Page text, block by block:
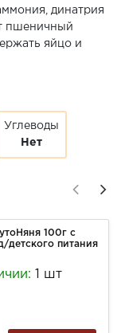
динатрия
пшеничный
яйцо и
Углеводы
Нет
100г с
детского питания
1 шт